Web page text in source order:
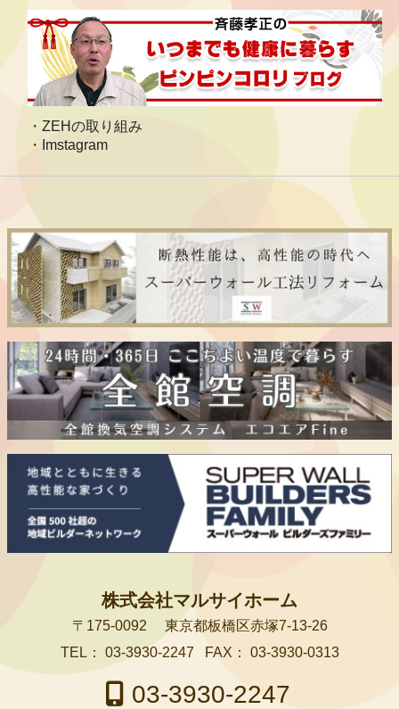
ZEHの取り組み
Imstagram
株式会社マルサイホーム
〒175-0092
東京都板橋区赤塚7-13-26
TEL：
03-3930-2247 FAX： 03-3930-0313
03-3930-2247